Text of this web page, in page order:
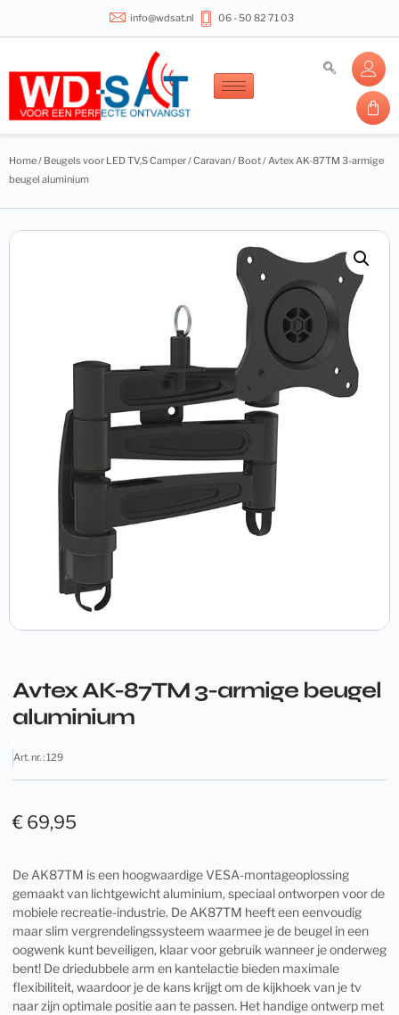
info@wdsat.nl 06 - 50 82 71 03
Home/ Beugels voor LED TV,S Camper / Caravan / Boot/ Avtex AK-87TM 3-armige
beugel aluminium
Avtex AK-87TM 3-armige beugel
aluminium
Art. nr. : 129
€ 69,95
De AK87TM is een hoogwaardige VESA-montageoplossing
gemaakt van lichtgewicht aluminium, speciaal ontworpen voor de
mobiele recreatie-industrie. De AK87TM heeft een eenvoudig
maar slim vergrendelingssysteem waarmee je de beugel in een
oogwenk kunt beveiligen, klaar voor gebruik wanneer je onderweg
bent! De driedubbele arm en kantelactie bieden maximale
flexibiliteit, waardoor je de kans krijgt om de kijkhoek van je tv
naar zijn optimale positie aan te passen. Het handige ontwerp met